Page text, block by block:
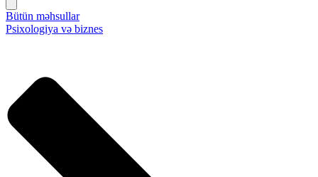
Bütün məhsullar
Psixologiya və biznes